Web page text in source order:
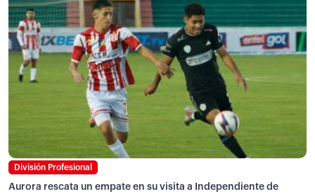
División Profesional
Aurora rescata un empate en su visita a Independiente de